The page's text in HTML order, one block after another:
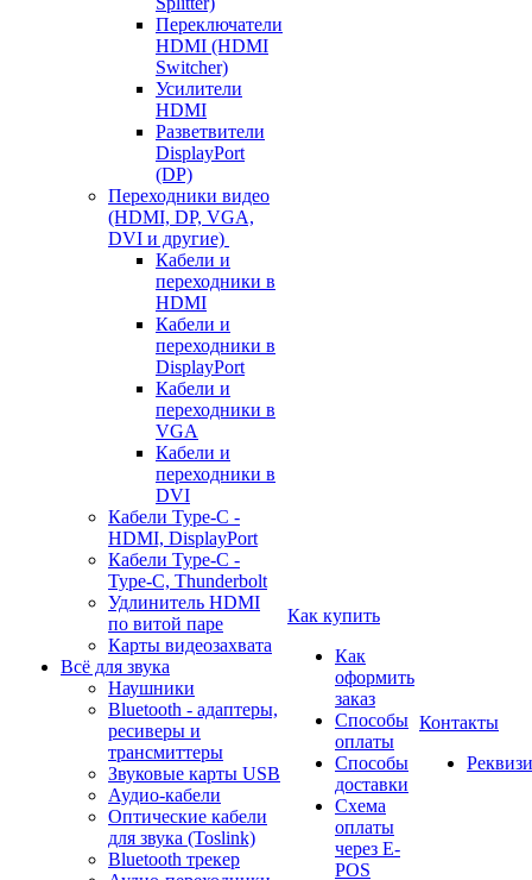
Переключатели
HDMI (HDMI
Switcher)
Усилители
HDMI
Разветвители
DisplayPort
(DP)
Переходники видео
(HDMI, DP, VGA,
DVI и другие)
Кабели и
переходники в
HDMI
Кабели и
переходники в
DisplayPort
Кабели и
переходники в
VGA
Кабели и
переходники в
DVI
Кабели Type-C -
HDMI, DisplayPort
Кабели Type-C -
Type-C, Thunderbolt
Удлинитель HDMI
по витой паре
Карты видеозахвата
Всё для звука
Наушники
Bluetooth - адаптеры,
ресиверы и
трансмиттеры
Звуковые карты USB
Аудио-кабели
Оптические кабели
для звука (Toslink)
Bluetooth трекер
Как купить
Как
оформить
заказ
Способы
оплаты
Способы
доставки
Схема
оплаты
через E-
POS
Контакты